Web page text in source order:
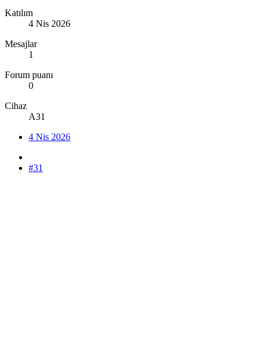
Katılım
4 Nis 2026
Mesajlar
1
Forum puanı
0
Cihaz
A31
4 Nis 2026
#31